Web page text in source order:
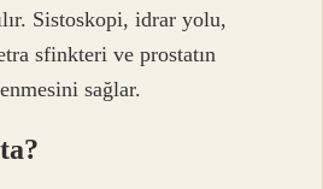
Sistoskopi, idrar yolu,
sfinkteri ve prostatın
sağlar.